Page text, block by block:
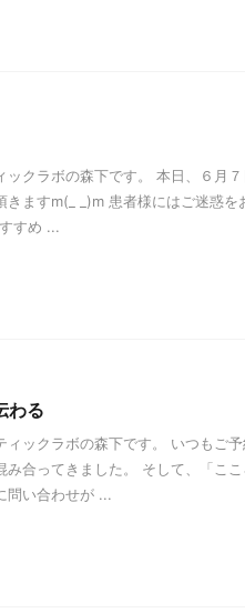
ックラボの森下です。 本日、６月
きますm(_ _)m 患者様にはご迷惑を
すめ ...
わる
ィックラボの森下です。 いつもご
み合ってきました。 そして、「こ
問い合わせが ...